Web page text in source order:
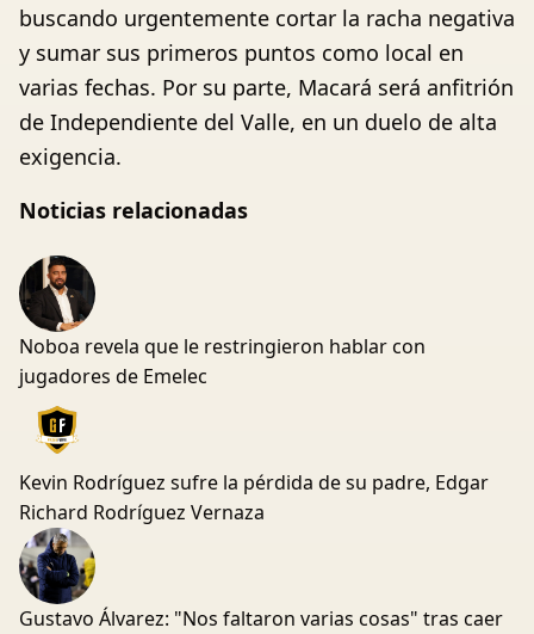
buscando urgentemente cortar la racha negativa
y sumar sus primeros puntos como local en
varias fechas. Por su parte, Macará será anfitrión
de Independiente del Valle, en un duelo de alta
exigencia.
Noticias relacionadas
Noboa revela que le restringieron hablar con
jugadores de Emelec
Kevin Rodríguez sufre la pérdida de su padre, Edgar
Richard Rodríguez Vernaza
Gustavo Álvarez: "Nos faltaron varias cosas" tras caer